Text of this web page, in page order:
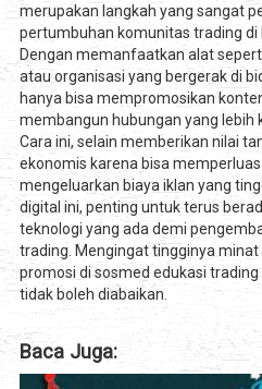
merupakan langkah yang sangat
pertumbuhan komunitas trading di
Dengan memanfaatkan alat
atau organisasi yang bergerak di
hanya bisa mempromosikan
membangun hubungan yang lebih
Cara ini, selain memberikan nilai
ekonomis karena bisa
mengeluarkan biaya iklan yang
digital ini, penting untuk terus
teknologi yang ada demi
trading. Mengingat tingginya
promosi di sosmed edukasi
tidak boleh diabaikan.
Baca Juga: